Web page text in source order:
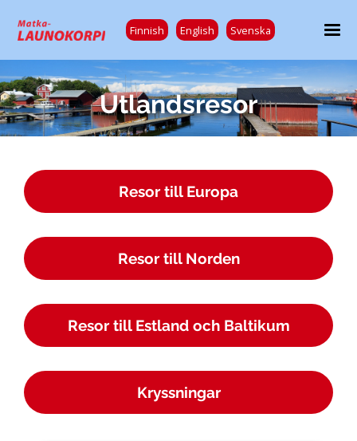
Finnish English Svenska
Utlandsresor
Resor till Europa
Resor till Norden
Resor till Estland och Baltikum
Kryssningar